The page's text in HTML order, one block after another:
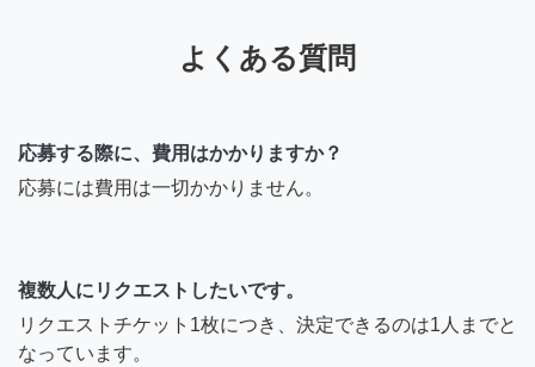
よくある質問
応募する際に、費用はかかりますか？
応募には費用は一切かかりません。
複数人にリクエストしたいです。
リクエストチケット1枚につき、決定できるのは1人までと
なっています。